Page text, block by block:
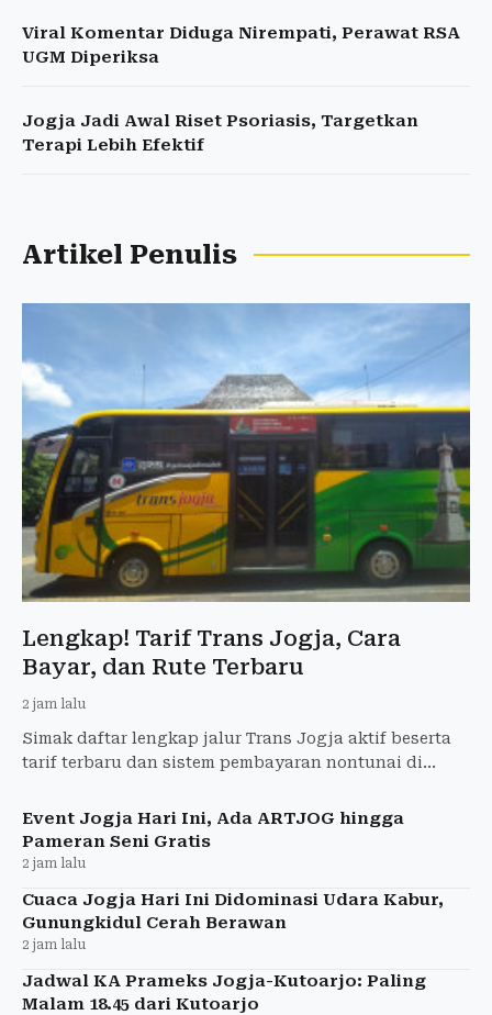
Viral Komentar Diduga Nirempati, Perawat RSA
UGM Diperiksa
Jogja Jadi Awal Riset Psoriasis, Targetkan
Terapi Lebih Efektif
Artikel Penulis
Lengkap! Tarif Trans Jogja, Cara
Bayar, dan Rute Terbaru
2 jam lalu
Simak daftar lengkap jalur Trans Jogja aktif beserta
tarif terbaru dan sistem pembayaran nontunai di
Event Jogja Hari Ini, Ada ARTJOG hingga
Pameran Seni Gratis
2 jam lalu
Cuaca Jogja Hari Ini Didominasi Udara Kabur,
Gunungkidul Cerah Berawan
2 jam lalu
Jadwal KA Prameks Jogja-Kutoarjo: Paling
Malam 18.45 dari Kutoarjo